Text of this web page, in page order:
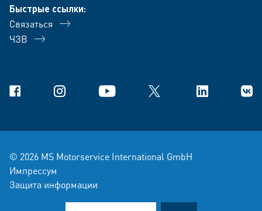
Быстрые ссылки:
Связаться
ЧЗВ
Facebook Instagram YouTube X Linkedin В
© 2026 MS Motorservice International GmbH
Импрессум
Защита информации